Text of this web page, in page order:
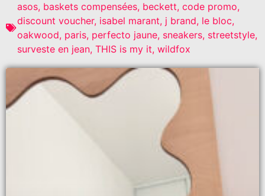
asos, baskets compensées, beckett, code promo,
discount voucher, isabel marant, j brand, le bloc,
oakwood, paris, perfecto jaune, sneakers, streetstyle,
surveste en jean, THIS is my it, wildfox